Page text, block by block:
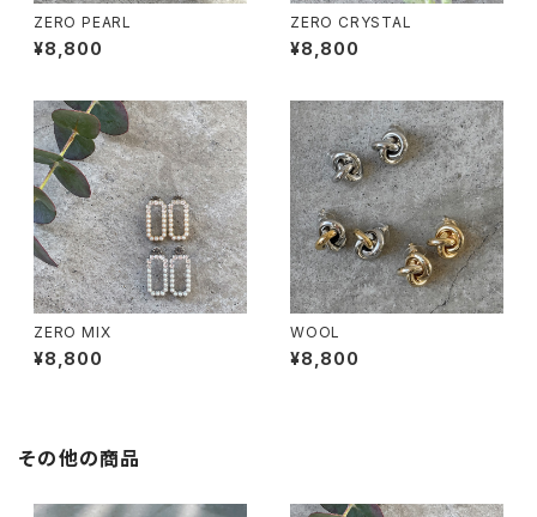
ZERO PEARL
¥8,800
ZERO CRYSTAL
¥8,800
ZERO MIX
¥8,800
WOOL
¥8,800
その他の商品